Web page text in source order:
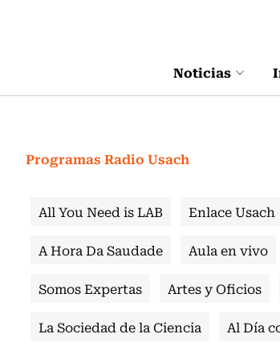
Noticias
Programas Radio Usach
All You Need is LAB Enlace Usach
A Hora Da Saudade
Aula en vivo
Somos Expertas
Artes y Oficios
La Sociedad de la Ciencia
Al Día